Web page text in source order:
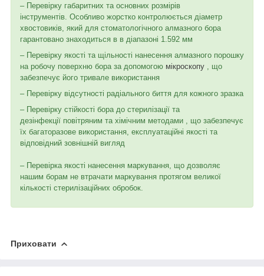
– Перевірку габаритних та основних розмірів
інструментів. Особливо жорстко контролюється діаметр
хвостовиків, який для стоматологічного алмазного бора
гарантовано знаходиться в в діапазоні 1.592 мм
– Перевірку якості та щільності нанесення алмазного порошку
на робочу поверхню бора за допомогою мікроскопу , що
забезпечує його тривале використання
– Перевірку відсутності радіального биття для кожного зразка
– Перевірку стійкості бора до стерилізації та
дезінфекції повітряним та хімічним методами , що забезпечує
їх багаторазове використання, експлуатаційні якості та
відповідний зовнішній вигляд
– Перевірка якості нанесення маркування, що дозволяє
нашим борам не втрачати маркування протягом великої
кількості стерилізаційних обробок.
Приховати